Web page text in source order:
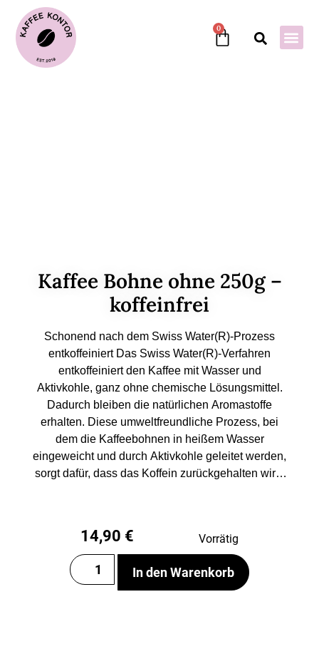
0
Kaffee Bohne ohne 250g –
koffeinfrei
Schonend nach dem Swiss Water(R)-Prozess
entkoffeiniert Das Swiss Water(R)-Verfahren
entkoffeiniert den Kaffee mit Wasser und
Aktivkohle, ganz ohne chemische Lösungsmittel.
Dadurch bleiben die natürlichen Aromastoffe
erhalten. Diese umweltfreundliche Prozess, bei
dem die Kaffeebohnen in heißem Wasser
eingeweicht und durch Aktivkohle geleitet werden,
sorgt dafür, dass das Koffein zurückgehalten wird.
Natürlichkeit und Balance auszeichnet. Du wirst
14,90 € Vorrätig
In den Warenkorb